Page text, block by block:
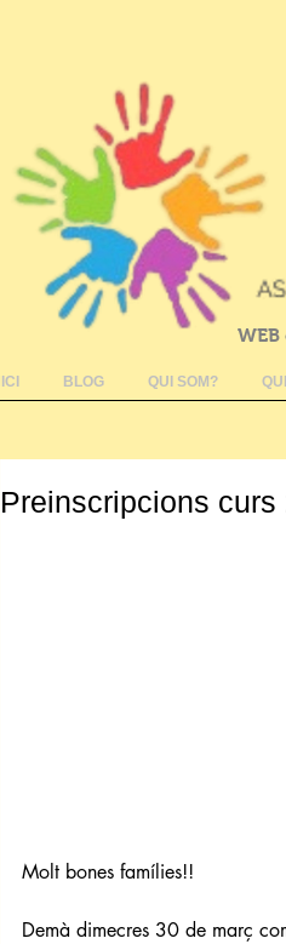
WEB
BLOG QUI SOM?
Preinscripcions curs
Molt bones famílies!!
Demà dimecres 30 de març